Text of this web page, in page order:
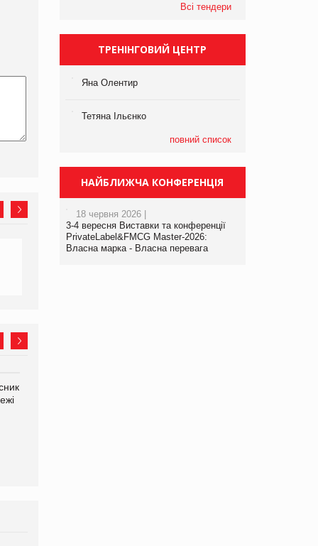
Всі тендери
ТРЕНІНГОВИЙ ЦЕНТР
Яна Олентир
Тетяна Ільєнко
повний список
НАЙБЛИЖЧА КОНФЕРЕНЦІЯ
18 червня 2026 |
3-4 вересня Виставки та конференції
PrivateLabel&FMCG Master-2026:
Власна марка - Власна перевага